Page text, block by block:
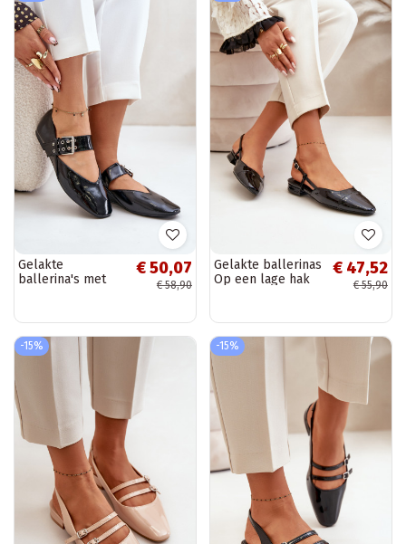
Gelakte
ballerina's met
€ 50,07
€ 58,90
Gelakte ballerinas
Op een lage hak
€ 47,52
€ 55,90
-15% -15%